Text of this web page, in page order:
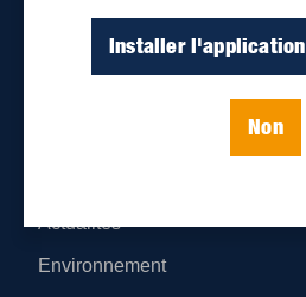
Installer l'application
Non
Nous joindre
Parutions numériques
Actualités
Environnement